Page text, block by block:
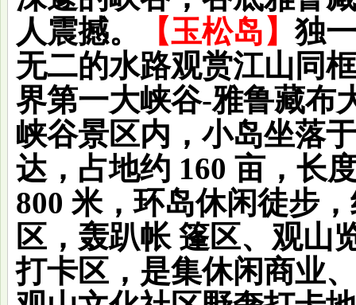
人震撼。
【玉松岛 】独一
无二的水路观赏江山同
界第一大峡谷-雅鲁藏布
峡谷景区内，小岛坐落
达，占地约 160 亩，长
800 米，环岛休闲徒步
区，轰趴帐 篷区、观山
打卡区，是集休闲商业